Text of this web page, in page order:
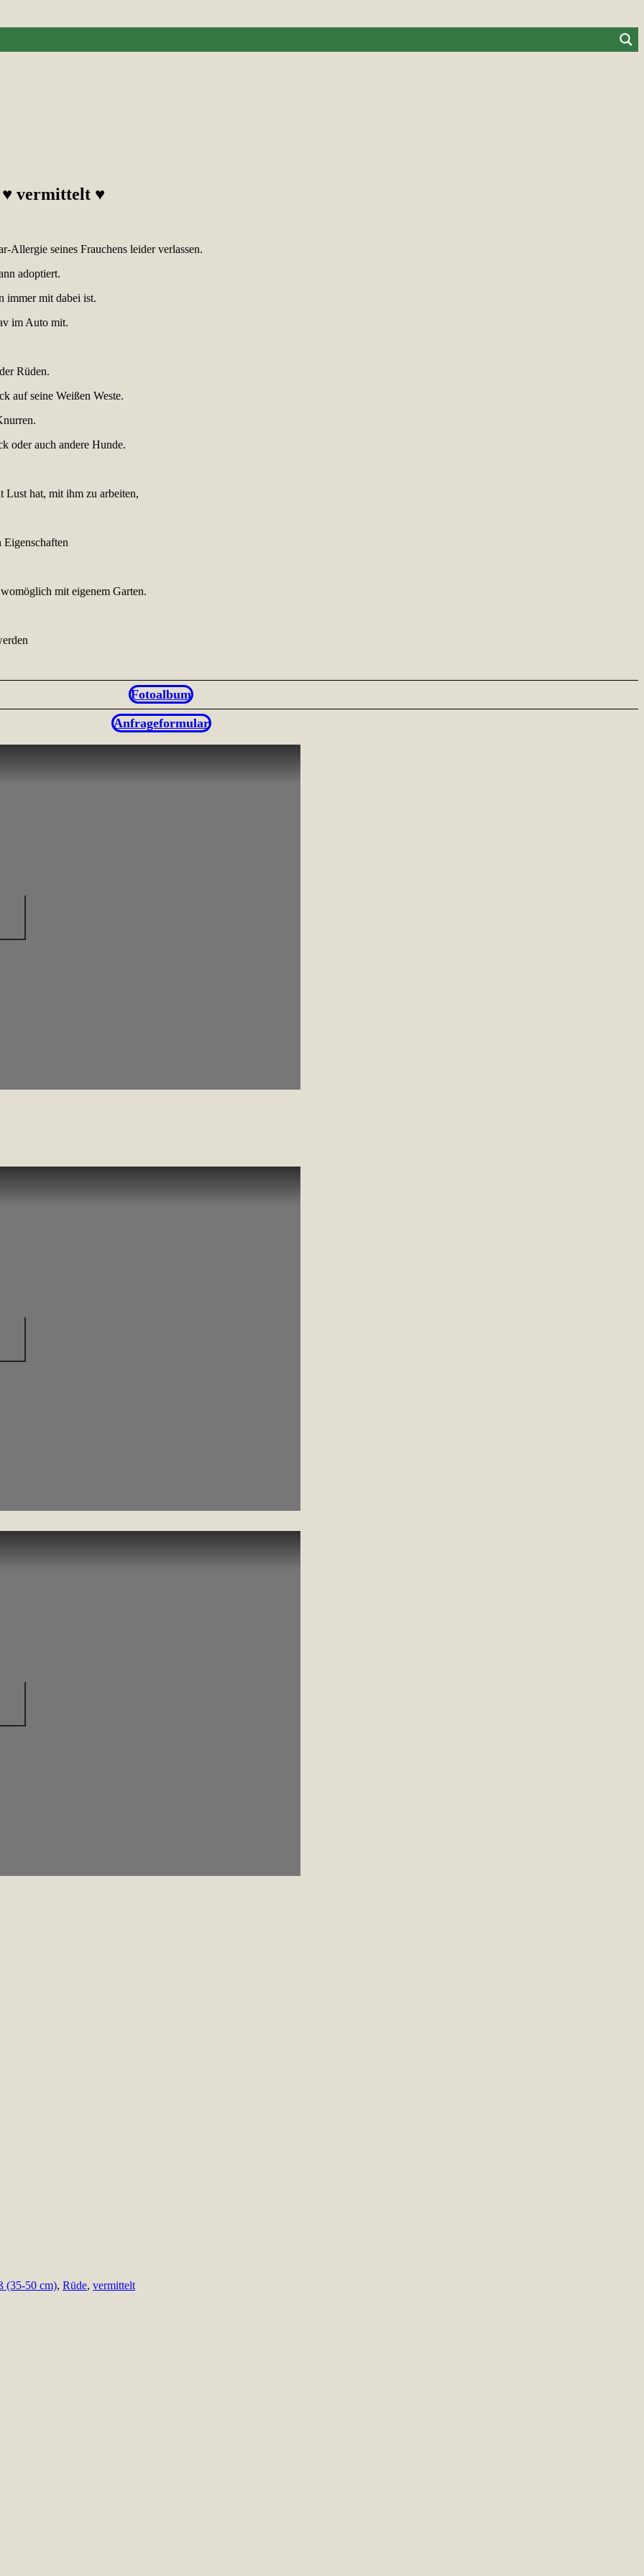
♥ vermittelt ♥
Allergie seines Frauchens leider verlassen.
adoptiert.
immer mit dabei ist.
im Auto mit.
Rüden.
auf seine Weißen Weste.
oder auch andere Hunde.
Lust hat, mit ihm zu arbeiten,
Eigenschaften
mit eigenem Garten.
Fotoalbum
Anfrageformular
(35-50 cm), Rüde, vermittelt